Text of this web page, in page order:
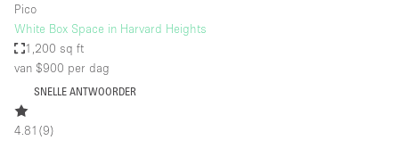
Kraampje / Kiosk / Stalletje
Kraampje / Marktkraam
Pico
White Box Space in Harvard Heights
1,200 sq ft
van $900 per dag
SNELLE ANTWOORDER
4.81 (9)